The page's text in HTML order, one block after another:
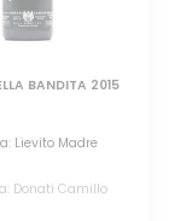
BANDITA 2015
Lievito Madre
Donati Camillo